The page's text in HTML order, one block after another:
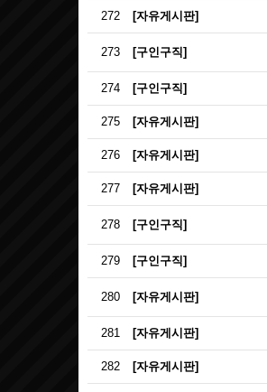
272 [자유게시판]
273 [구인구직]
274 [구인구직]
275 [자유게시판]
276 [자유게시판]
277 [자유게시판]
278 [구인구직]
279 [구인구직]
280 [자유게시판]
281 [자유게시판]
282 [자유게시판]